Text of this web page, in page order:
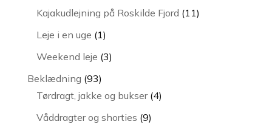
vare
Kajakudlejning på Roskilde Fjord 1111
Leje i en uge 11
vare
Weekend leje 33
Beklædning 9393
varer
Tørdragt, jakke og bukser 44
Våddragter og shorties 99